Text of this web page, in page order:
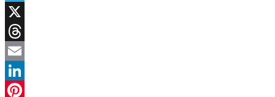
Telegram
X
Threads
Email
LinkedIn